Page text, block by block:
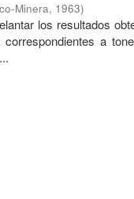
Minera, 1963)
los resultados
a